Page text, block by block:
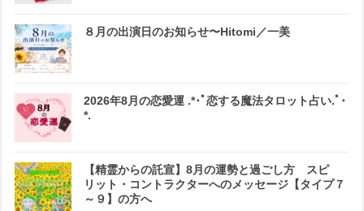
８月の出演日のお知らせ〜Hitomi／一美
2026年8月の恋愛運 .*･ﾟ恋する魔法タロット占い.ﾟ･
*.
【精霊からの託宣】8月の運勢と過ごし方 スピ
リット・コントラクターへのメッセージ【タイプ７
～９】の方へ